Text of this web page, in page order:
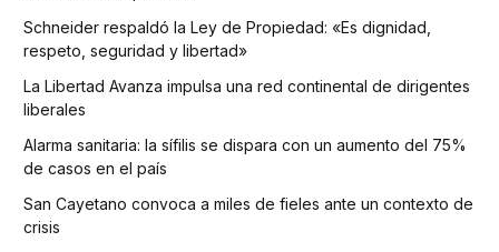
Schneider respaldó la Ley de Propiedad: «Es dignidad,
respeto, seguridad y libertad»
La Libertad Avanza impulsa una red continental de dirigentes
liberales
Alarma sanitaria: la sífilis se dispara con un aumento del 75%
de casos en el país
San Cayetano convoca a miles de fieles ante un contexto de
crisis